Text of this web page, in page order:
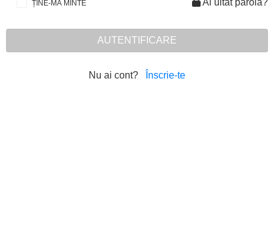
ȚINE-MĂ MINTE Ai uitat parola?
AUTENTIFICARE
Nu ai cont? Înscrie-te